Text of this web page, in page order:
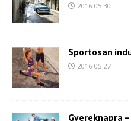
2016-05-30
Sportosan
2016-05-27
Gyereknapra